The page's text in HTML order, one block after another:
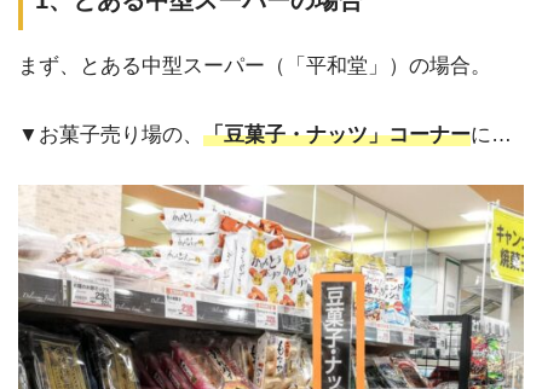
まず、とある中型スーパー（「平和堂」）の場合。
▼お菓子売り場の、 「豆菓子・ナッツ」コーナーに…